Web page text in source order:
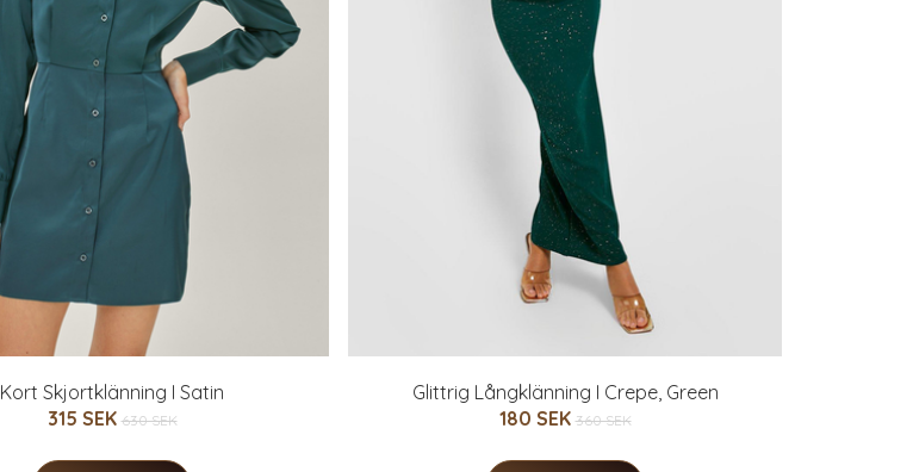
Kort Skjortklänning I Satin
315 SEK 630 SEK
Glittrig Långklänning I Crepe, Green
180 SEK 360 SEK